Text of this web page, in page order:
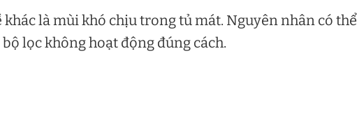
khác là mùi khó chịu trong tủ mát. Nguyên nhân có
lọc không hoạt động đúng cách.